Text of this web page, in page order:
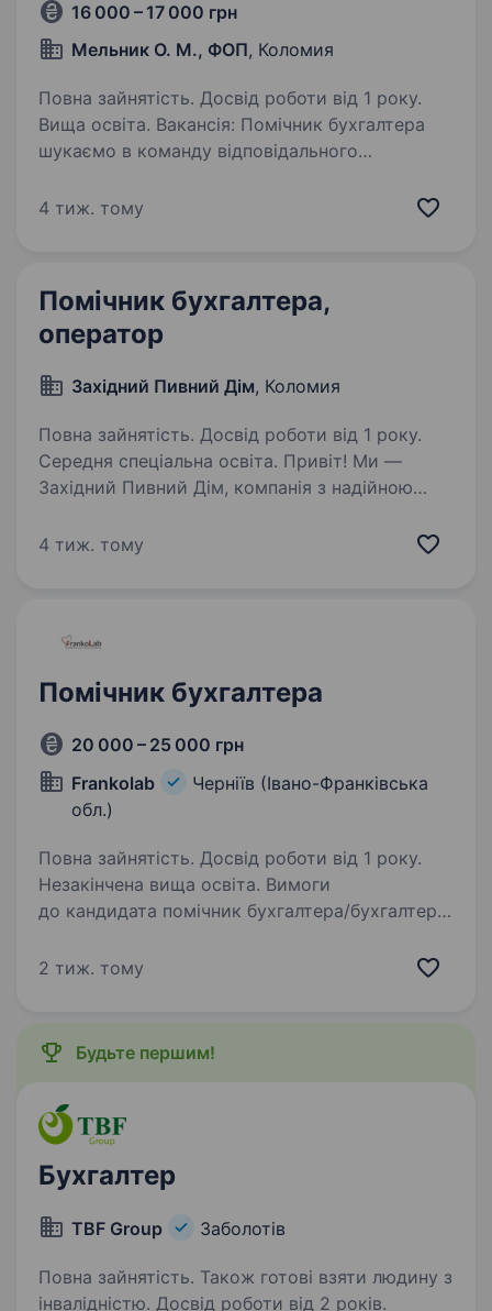
16 000 – 17 000 грн
Мельник О. М., ФОП, Коломия
Повна зайнятість. Досвід роботи від 1 року.
Вища освіта. Вакансія: Помічник бухгалтера
шукаємо в команду відповідального
Вимоги: досвід у веденні бухгалтерії ФОП,
4 тиж. тому
Помічник бухгалтера,
оператор
Західний Пивний Дім, Коломия
Повна зайнятість. Досвід роботи від 1 року.
Середня спеціальна освіта. Привіт! Ми —
Західний Пивний Дім, компанія з надійною
Запрошуємо до нашої дружньої команди
4 тиж. тому
Помічник бухгалтера
20 000 – 25 000 грн
Frankolab
Черніїв (Івано-Франківська
обл.)
Повна зайнятість. Досвід роботи від 1 року.
Незакінчена вища освіта. Вимоги
до кандидата помічник бухгалтера/бухгалтер
за спеціальністю «Облік і аудит», «Фінанси»,
2 тиж. тому
Будьте першим!
Бухгалтер
TBF Group Заболотів
Повна зайнятість. Також готові взяти людину з
інвалідністю. Досвід роботи від 2 років.